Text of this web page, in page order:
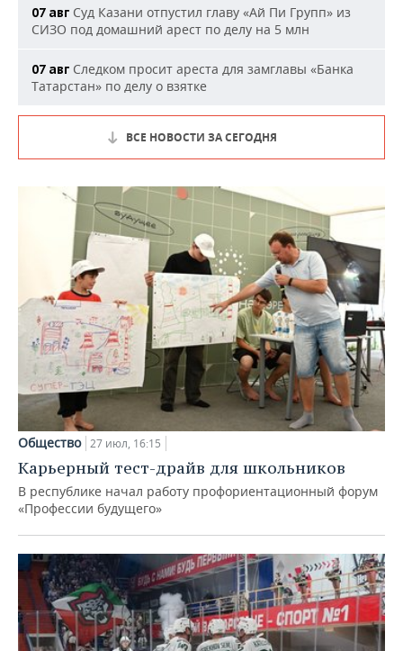
07 авг Суд Казани отпустил главу «Ай Пи Групп» из
СИЗО под домашний арест по делу на 5 млн
07 авг Следком просит ареста для замглавы «Банка
Татарстан» по делу о взятке
ВСЕ НОВОСТИ ЗА СЕГОДНЯ
Общество 27 июл, 16:15
Карьерный тест-драйв для школьников
В республике начал работу профориентационный форум
«Профессии будущего»